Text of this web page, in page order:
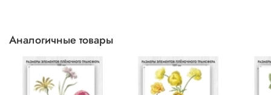
Аналогичные товары